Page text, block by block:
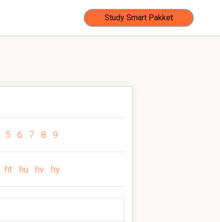
Study Smart Pakket
5 6 7 8 9
ht hu hv hy